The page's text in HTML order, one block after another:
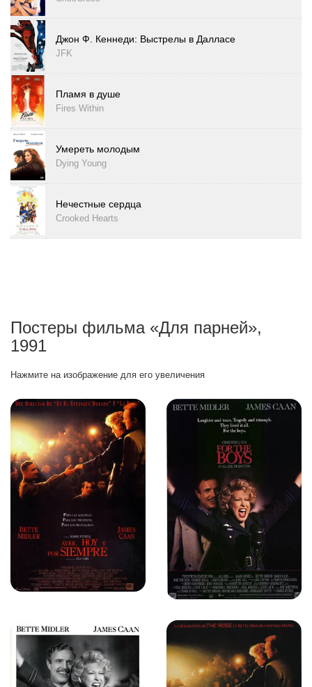
Джон Ф. Кеннеди: Выстрелы в Далласе
JFK
Пламя в душе
Fires Within
Умереть молодым
Dying Young
Нечестные сердца
Crooked Hearts
Постеры фильма «Для парней»,
1991
Нажмите на изображение для его увеличения